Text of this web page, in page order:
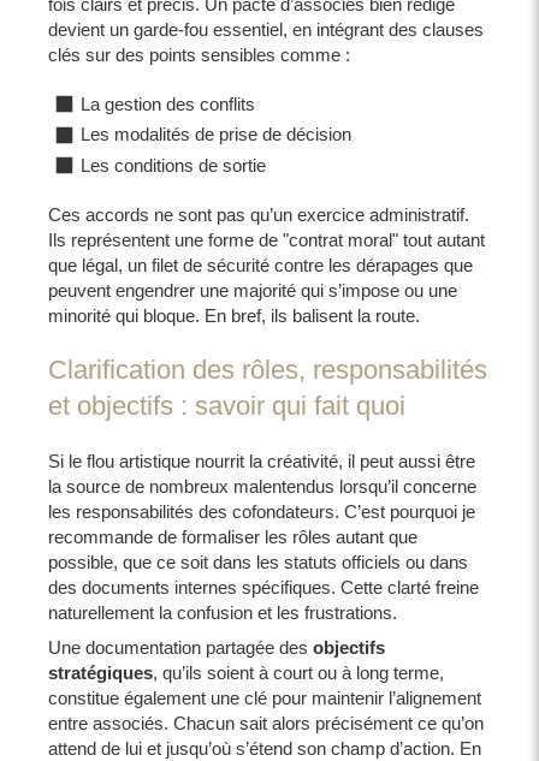
devient un garde-fou essentiel, en intégrant des clauses
clés sur des points sensibles comme :
La gestion des conflits
Les modalités de prise de décision
Les conditions de sortie
Ces accords ne sont pas qu’un exercice administratif.
Ils représentent une forme de "contrat moral" tout autant
que légal, un filet de sécurité contre les dérapages que
peuvent engendrer une majorité qui s’impose ou une
minorité qui bloque. En bref, ils balisent la route.
Clarification des rôles, responsabilités
et objectifs : savoir qui fait quoi
Si le flou artistique nourrit la créativité, il peut aussi être
la source de nombreux malentendus lorsqu’il concerne
les responsabilités des cofondateurs. C’est pourquoi je
recommande de formaliser les rôles autant que
possible, que ce soit dans les statuts officiels ou dans
des documents internes spécifiques. Cette clarté freine
naturellement la confusion et les frustrations.
Une documentation partagée des objectifs
stratégiques, qu’ils soient à court ou à long terme,
constitue également une clé pour maintenir l’alignement
entre associés. Chacun sait alors précisément ce qu’on
attend de lui et jusqu’où s’étend son champ d’action. En